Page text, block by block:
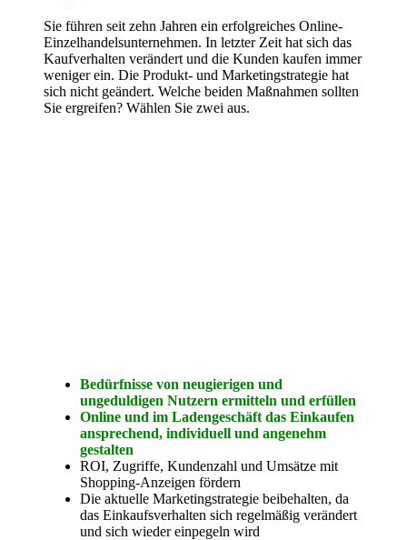
Sie führen seit zehn Jahren ein erfolgreiches Online-
Einzelhandelsunternehmen. In letzter Zeit hat sich das
Kaufverhalten verändert und die Kunden kaufen immer
weniger ein. Die Produkt- und Marketingstrategie hat
sich nicht geändert. Welche beiden Maßnahmen sollten
Sie ergreifen? Wählen Sie zwei aus.
Bedürfnisse von neugierigen und
ungeduldigen Nutzern ermitteln und erfüllen
Online und im Ladengeschäft das Einkaufen
ansprechend, individuell und angenehm
gestalten
ROI, Zugriffe, Kundenzahl und Umsätze mit
Shopping-Anzeigen fördern
Die aktuelle Marketingstrategie beibehalten, da
das Einkaufsverhalten sich regelmäßig verändert
und sich wieder einpegeln wird